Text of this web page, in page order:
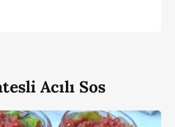
Acılı Sos